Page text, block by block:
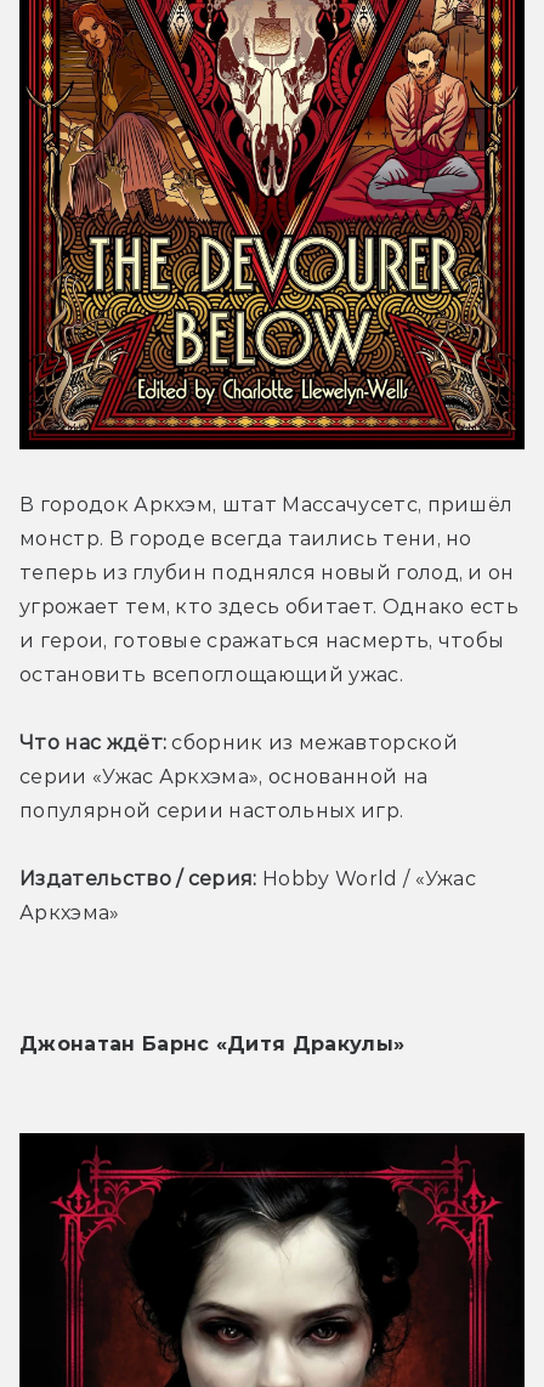
В городок Аркхэм, штат Массачусетс, пришёл
монстр. В городе всегда таились тени, но
теперь из глубин поднялся новый голод, и он
угрожает тем, кто здесь обитает. Однако есть
и герои, готовые сражаться насмерть, чтобы
остановить всепоглощающий ужас.
Что нас ждёт: сборник из межавторской
серии «Ужас Аркхэма», основанной на
популярной серии настольных игр.
Издательство / серия: Hobby World / «Ужас
Аркхэма»
Джонатан Барнс «Дитя Дракулы»